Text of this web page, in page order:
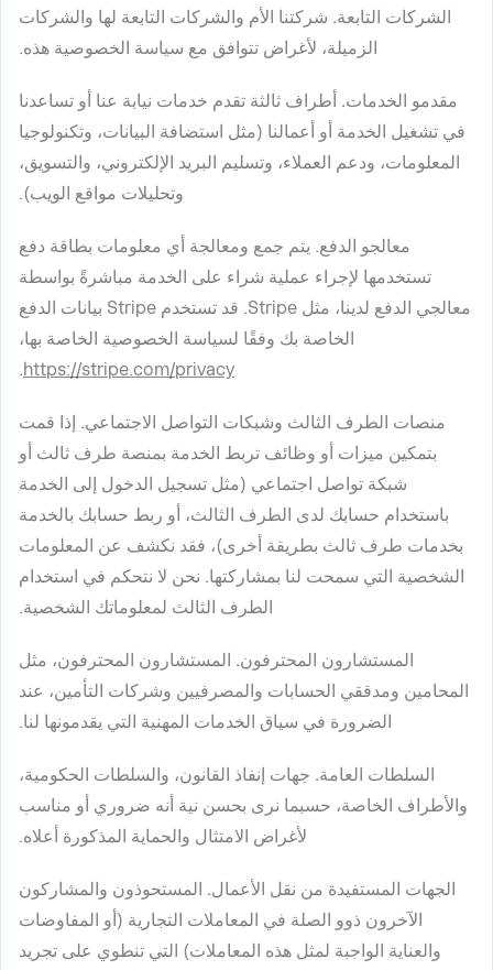
الشركات التابعة. شركتنا الأم والشركات التابعة لها والشركات
الزميلة، لأغراض تتوافق مع سياسة الخصوصية هذه.
مقدمو الخدمات. أطراف ثالثة تقدم خدمات نيابة عنا أو تساعدنا
في تشغيل الخدمة أو أعمالنا (مثل استضافة البيانات، وتكنولوجيا
المعلومات، ودعم العملاء، وتسليم البريد الإلكتروني، والتسويق،
وتحليلات مواقع الويب).
معالجو الدفع. يتم جمع ومعالجة أي معلومات بطاقة دفع
تستخدمها لإجراء عملية شراء على الخدمة مباشرةً بواسطة
معالجي الدفع لدينا، مثل Stripe. قد تستخدم Stripe بيانات الدفع
الخاصة بك وفقًا لسياسة الخصوصية الخاصة بها،
https://stripe.com/privacy
.
منصات الطرف الثالث وشبكات التواصل الاجتماعي. إذا قمت
بتمكين ميزات أو وظائف تربط الخدمة بمنصة طرف ثالث أو
شبكة تواصل اجتماعي (مثل تسجيل الدخول إلى الخدمة
باستخدام حسابك لدى الطرف الثالث، أو ربط حسابك بالخدمة
بخدمات طرف ثالث بطريقة أخرى)، فقد نكشف عن المعلومات
الشخصية التي سمحت لنا بمشاركتها. نحن لا نتحكم في استخدام
الطرف الثالث لمعلوماتك الشخصية.
المستشارون المحترفون. المستشارون المحترفون، مثل
المحامين ومدققي الحسابات والمصرفيين وشركات التأمين، عند
الضرورة في سياق الخدمات المهنية التي يقدمونها لنا.
السلطات العامة. جهات إنفاذ القانون، والسلطات الحكومية،
والأطراف الخاصة، حسبما نرى بحسن نية أنه ضروري أو مناسب
لأغراض الامتثال والحماية المذكورة أعلاه.
الجهات المستفيدة من نقل الأعمال. المستحوذون والمشاركون
الآخرون ذوو الصلة في المعاملات التجارية (أو المفاوضات
والعناية الواجبة لمثل هذه المعاملات) التي تنطوي على تجريد